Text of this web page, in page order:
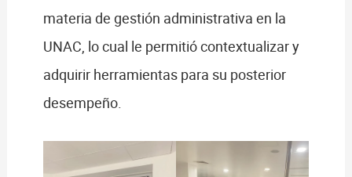
materia de gestión administrativa en la
UNAC, lo cual le permitió contextualizar y
adquirir herramientas para su posterior
desempeño.